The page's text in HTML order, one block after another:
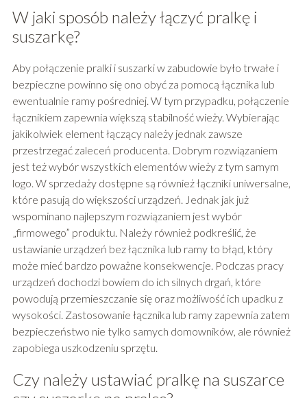
W jaki sposób należy łączyć pralkę i
suszarkę?
Aby połączenie pralki i suszarki w zabudowie było trwałe i
bezpieczne powinno się ono obyć za pomocą łącznika lub
ewentualnie ramy pośredniej. W tym przypadku, połączenie
łącznikiem zapewnia większą stabilność wieży. Wybierając
jakikolwiek element łączący należy jednak zawsze
przestrzegać zaleceń producenta. Dobrym rozwiązaniem
jest też wybór wszystkich elementów wieży z tym samym
logo. W sprzedaży dostępne są również łączniki uniwersalne,
które pasują do większości urządzeń. Jednak jak już
wspominano najlepszym rozwiązaniem jest wybór
„firmowego” produktu. Należy również podkreślić, że
ustawianie urządzeń bez łącznika lub ramy to błąd, który
może mieć bardzo poważne konsekwencje. Podczas pracy
urządzeń dochodzi bowiem do ich silnych drgań, które
powodują przemieszczanie się oraz możliwość ich upadku z
wysokości. Zastosowanie łącznika lub ramy zapewnia zatem
bezpieczeństwo nie tylko samych domowników, ale również
zapobiega uszkodzeniu sprzętu.
Czy należy ustawiać pralkę na suszarce